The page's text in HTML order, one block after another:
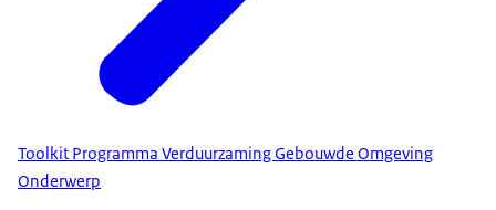
Toolkit Programma Verduurzaming Gebouwde Omgeving
Onderwerp